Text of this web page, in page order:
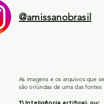
@amissanobrasil
As imagens e os arquivos que
são oriúndas de uma das fontes